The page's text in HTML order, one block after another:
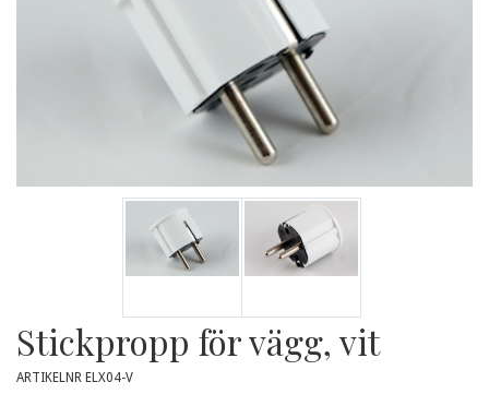
Stickpropp för vägg, vit
ARTIKELNR ELX04-V